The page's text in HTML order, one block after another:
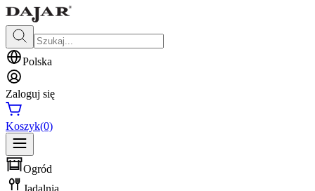
Polska
Zaloguj się
Koszyk(0)
Ogród